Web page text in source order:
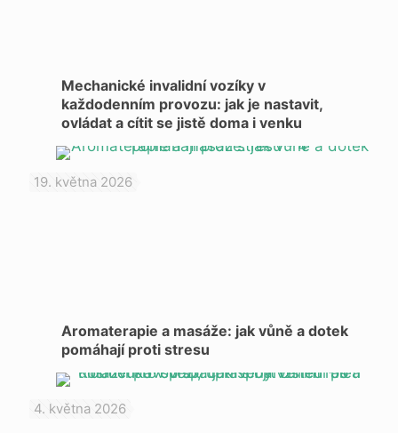
Mechanické invalidní vozíky v
každodenním provozu: jak je nastavit,
ovládat a cítit se jistě doma i venku
19. května 2026
Aromaterapie a masáže: jak vůně a dotek
pomáhají proti stresu
4. května 2026